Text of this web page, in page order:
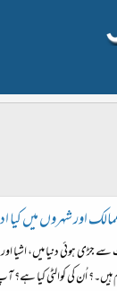
اور شہروں میں کیا
جڑی ہوئی دنیا میں، اشیا
ہیں۔؟ اُن کی کوالٹی کیا